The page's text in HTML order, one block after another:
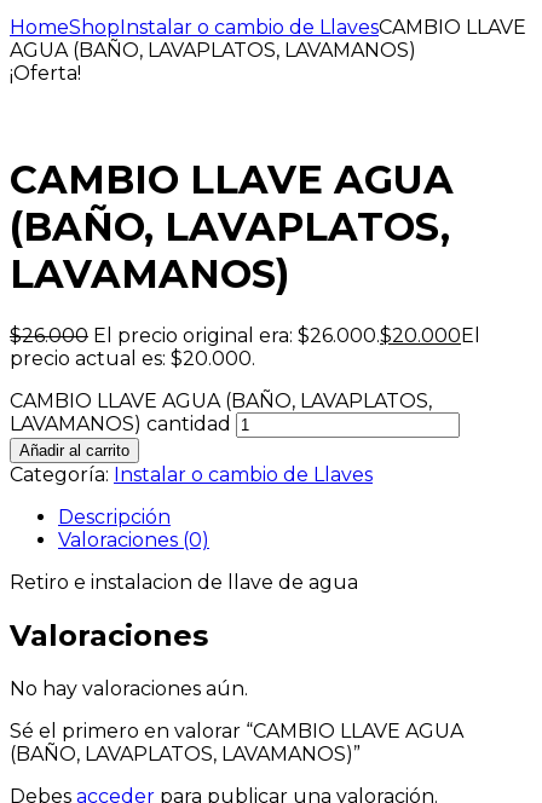
HomeShopInstalar o cambio de LlavesCAMBIO LLAVE
AGUA (BAÑO, LAVAPLATOS, LAVAMANOS)
¡Oferta!
CAMBIO LLAVE AGUA
(BAÑO, LAVAPLATOS,
LAVAMANOS)
$26.000 El precio original era: $26.000.$20.000El
precio actual es: $20.000.
CAMBIO LLAVE AGUA (BAÑO, LAVAPLATOS,
LAVAMANOS) cantidad
Añadir al carrito
Categoría: Instalar o cambio de Llaves
Descripción
Valoraciones (0)
Retiro e instalacion de llave de agua
Valoraciones
No hay valoraciones aún.
Sé el primero en valorar “CAMBIO LLAVE AGUA
(BAÑO, LAVAPLATOS, LAVAMANOS)”
Debes acceder para publicar una valoración.